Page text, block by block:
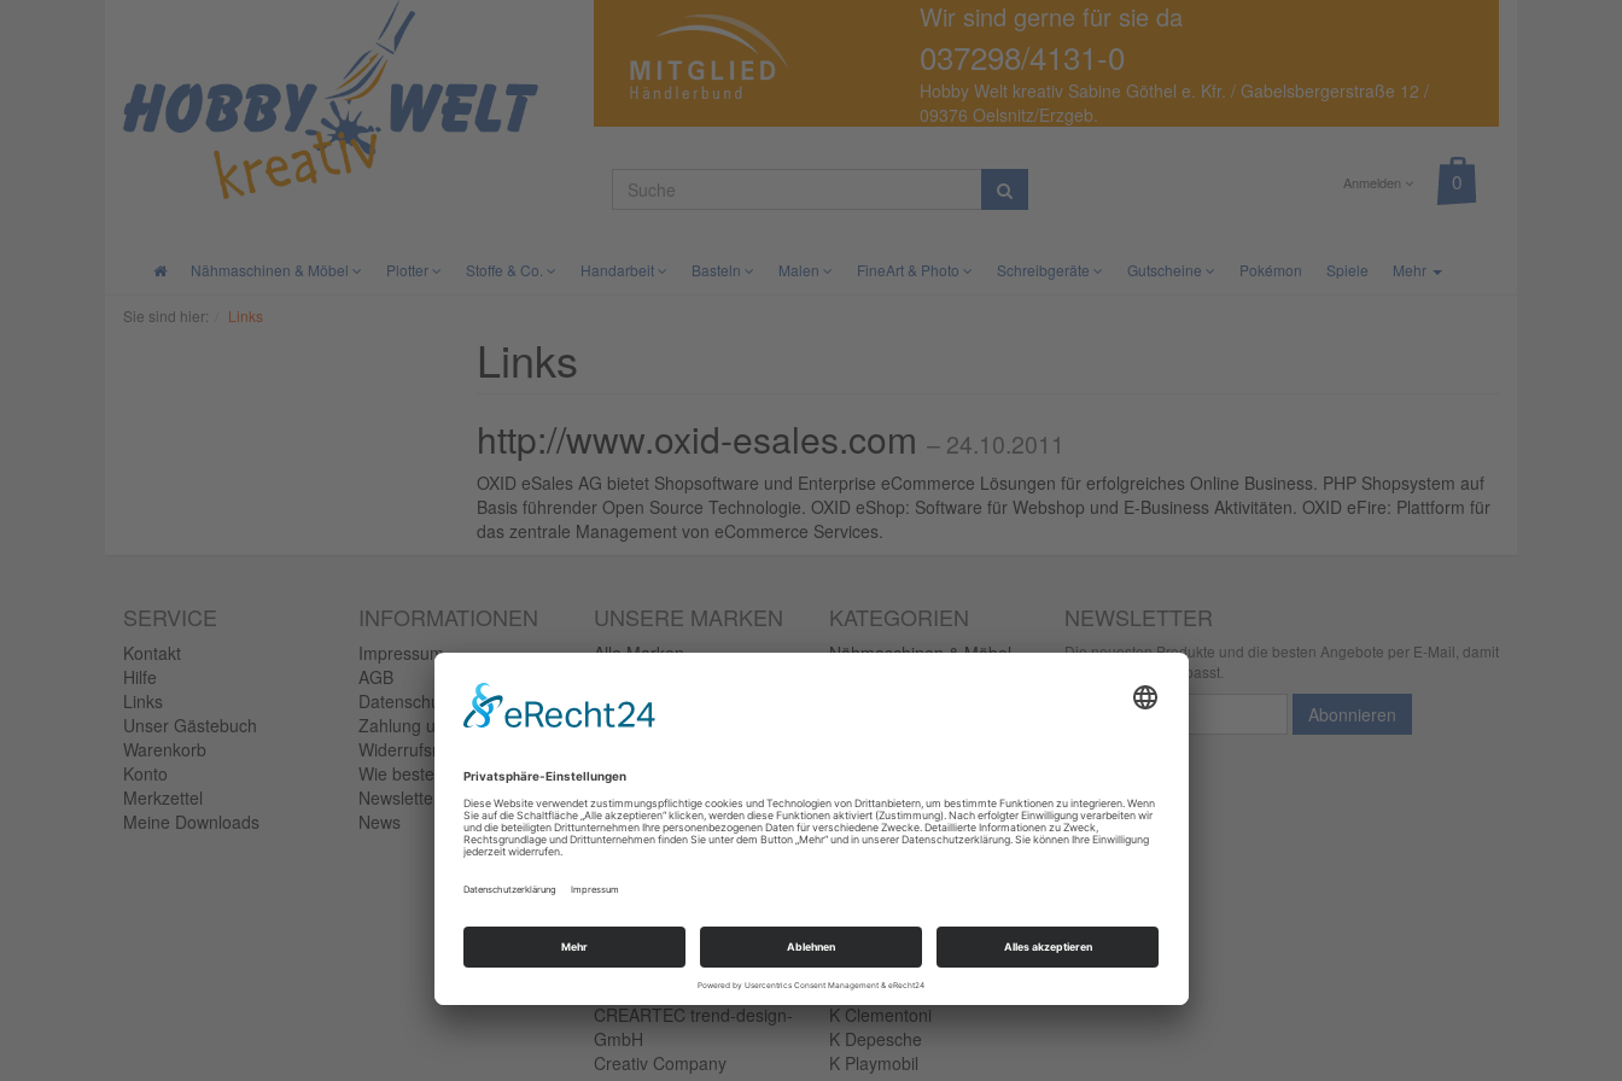
Wir sind gerne für sie da
037298/4131-0
Hobby Welt kreativ Sabine Göthel e. Kfr. / Gabelsbergerstraße 12 /
09376 Oelsnitz/Erzgeb.
Anmelden
Nähmaschinen & Möbel Plotter Stoffe & Co. Handarbeit Basteln Malen FineArt & Photo Schreibgeräte Gutscheine Pokémon Spiele Mehr
Sie sind hier: Links
Links
http://www.oxid-esales.com – 24.10.2011
OXID eSales AG bietet Shopsoftware und Enterprise eCommerce Lösungen für erfolgreiches Online Business. PHP Shopsystem auf
Basis führender Open Source Technologie. OXID eShop: Software für Webshop und E-Business Aktivitäten. OXID eFire: Plattform für
das zentrale Management von eCommerce Services.
SERVICE
Kontakt
Hilfe
Links
Unser Gästebuch
Warenkorb
Konto
Merkzettel
Meine Downloads
INFORMATIONEN
Impressum
AGB
Datenschutzerklärung
Zahlung und Versand
Widerrufsrecht
Wie bestellen?
Newsletter
News
UNSERE MARKEN
Alle Marken
AMI Material International
AMIGO
GmbH
BERNINA International
AG
Brother Sewing Machines
Canal Toys
Chameleon Art Products
CREARTEC trend-design-
GmbH
Creativ Company
KATEGORIEN
Nähmaschinen & Möbel
FineArt & Photo
Schreibgeräte
Gutscheine
CERRUTI Schreibgeräte
Faber Castell
Hugo Boss Handyhüllen
K Clementoni
K Depesche
K Playmobil
NEWSLETTER
Die neuesten Produkte und die besten Angebote per E-Mail, damit
Ihr nichts mehr verpasst.
Newsletter Abonnieren